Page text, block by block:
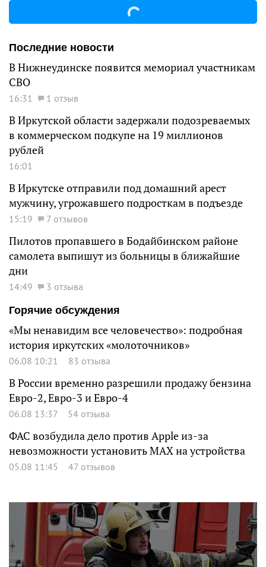
Последние новости
В Нижнеудинске появится мемориал участникам
СВО
16:31 1 отзыв
В Иркутской области задержали подозреваемых
в коммерческом подкупе на 19 миллионов
рублей
16:01
В Иркутске отправили под домашний арест
мужчину, угрожавшего подросткам в подъезде
15:19 7 отзывов
Пилотов пропавшего в Бодайбинском районе
самолета выпишут из больницы в ближайшие
дни
14:49
3 отзыва
Горячие обсуждения
«Мы ненавидим все человечество»: подробная
история иркутских «молоточников»
06.08 10:21 83 отзыва
В России временно разрешили продажу бензина
Евро-2, Евро-3 и Евро-4
06.08 13:37 54 отзыва
ФАС возбудила дело против Apple из-за
невозможности установить MAX на устройства
05.08 11:45 47 отзывов